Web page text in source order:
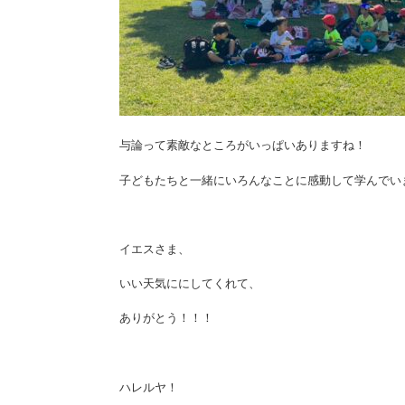
与論って素敵なところがいっぱいありますね！
子どもたちと一緒にいろんなことに感動して学んでい
イエスさま、
いい天気ににしてくれて、
ありがとう！！！
ハレルヤ！